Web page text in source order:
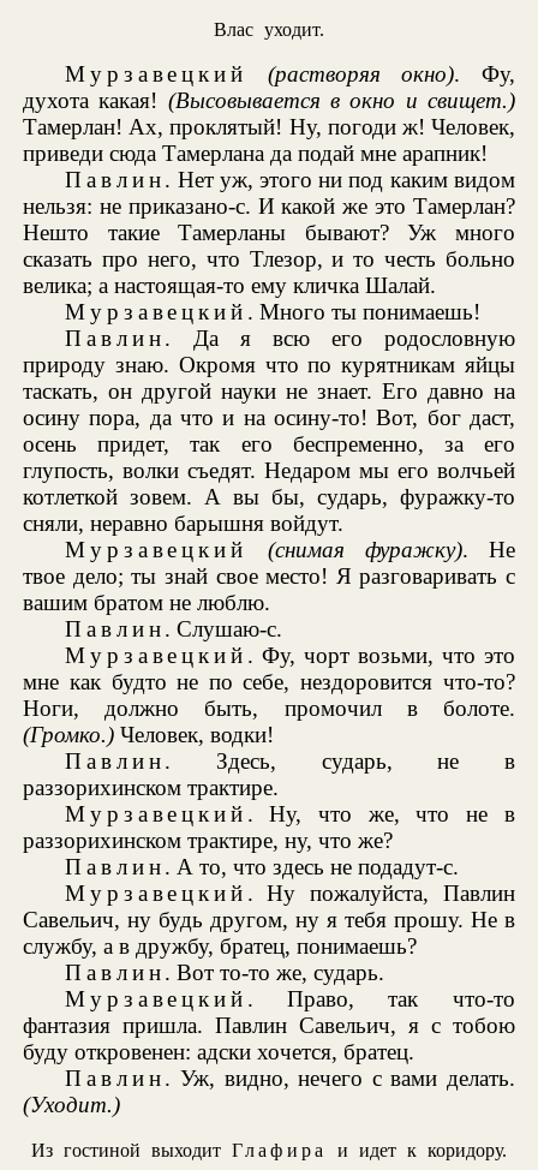
Влас уходит.
Мурзавецкий (растворяя окно). Фу,
духота какая! (Высовывается в окно и свищет.)
Тамерлан! Ах, проклятый! Ну, погоди ж! Человек,
приведи сюда Тамерлана да подай мне арапник!
Павлин. Нет уж, этого ни под каким видом
нельзя: не приказано-с. И какой же это Тамерлан?
Нешто такие Тамерланы бывают? Уж много
сказать про него, что Тлезор, и то честь больно
велика; а настоящая-то ему кличка Шалай.
Мурзавецкий . Много ты понимаешь!
Павлин. Да я всю его родословную
природу знаю. Окромя что по курятникам яйцы
таскать, он другой науки не знает. Его давно на
осину пора, да что и на осину-то! Вот, бог даст,
осень придет, так его беспременно, за его
глупость, волки съедят. Недаром мы его волчьей
котлеткой зовем. А вы бы, сударь, фуражку-то
сняли, неравно барышня войдут.
Мурзавецкий
(снимая фуражку). Не
твое дело; ты знай свое место! Я разговаривать с
вашим братом не люблю.
Павлин. Слушаю-с.
Мурзавецкий . Фу, чорт возьми, что это
мне как будто не по себе, нездоровится что-то?
Ноги, должно быть, промочил в болоте.
(Громко.) Человек, водки!
Павлин. Здесь, сударь, не в
раззорихинском трактире.
Мурзавецкий . Ну, что же, что не в
раззорихинском трактире, ну, что же?
Павлин. А то, что здесь не подадут-с.
Мурзавецкий . Ну пожалуйста, Павлин
Савельич, ну будь другом, ну я тебя прошу. Не в
службу, а в дружбу, братец, понимаешь?
Павлин. Вот то-то же, сударь.
Мурзавецкий . Право, так что-то
фантазия пришла. Павлин Савельич, я с тобою
буду откровенен: адски хочется, братец.
Павлин. Уж, видно, нечего с вами делать.
(Уходит.)
Из гостиной выходит Глафира и идет к коридору.